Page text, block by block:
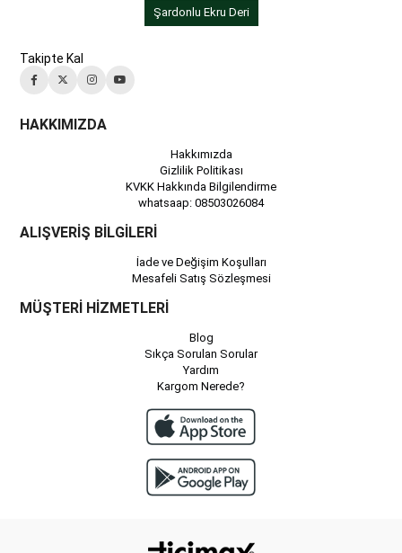
Şardonlu Ekru Deri
Takipte Kal
HAKKIMIZDA
Hakkımızda
Gizlilik Politikası
KVKK Hakkında Bilgilendirme
whatsaap: 08503026084
ALIŞVERİŞ BİLGİLERİ
İade ve Değişim Koşulları
Mesafeli Satış Sözleşmesi
MÜŞTERİ HİZMETLERİ
Blog
Sıkça Sorulan Sorular
Yardım
Kargom Nerede?